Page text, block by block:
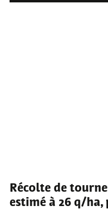
Récolte de
estimé à 26 q/ha,